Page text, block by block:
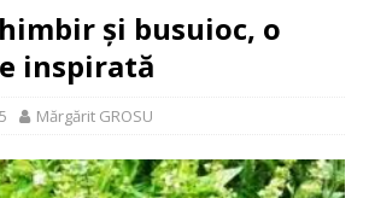
și busuioc, o
inspirată
Mărgărit GROSU